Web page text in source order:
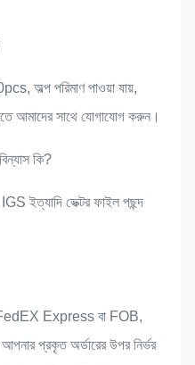
অল্প পরিমাণ পাওয়া যায়,
আমাদের সাথে যোগাযোগ করুন।
কি?
ইত্যাদি ভেক্টর ফাইল পছন্দ
Express বা FOB,
প্রকৃত অর্ডারের উপর নির্ভর